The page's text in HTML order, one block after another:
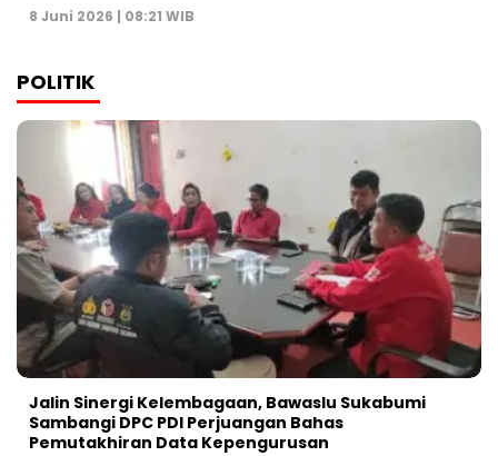
8 Juni 2026 | 08:21 WIB
POLITIK
Jalin Sinergi Kelembagaan, Bawaslu Sukabumi
Sambangi DPC PDI Perjuangan Bahas
Pemutakhiran Data Kepengurusan